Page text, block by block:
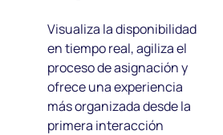
Visualiza la disponibilidad
en tiempo real, agiliza el
proceso de asignación y
ofrece una experiencia
más organizada desde la
primera interacción